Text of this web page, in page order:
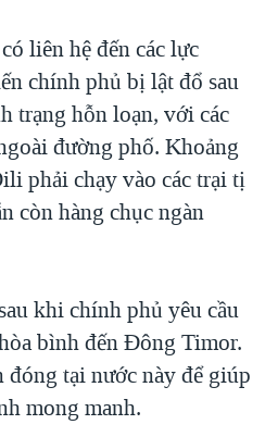
liên hệ đến các lực
chính phủ bị lật đổ sau
trạng hỗn loạn, với các
đường phố. Khoảng
phải chạy vào các trại tị
còn hàng chục ngàn
khi chính phủ yêu cầu
bình đến Đông Timor.
tại nước này để giúp
mong manh.